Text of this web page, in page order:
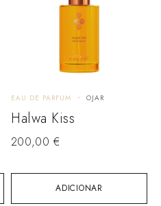
ADICIONAR
EAU DE PARFUM OJAR
Halwa Kiss
200,00 €